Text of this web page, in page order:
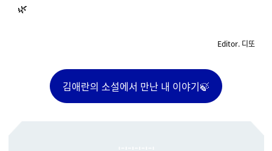
🌿
Editor. 디또
김애란의 소설에서 만난 내 이야기🍃